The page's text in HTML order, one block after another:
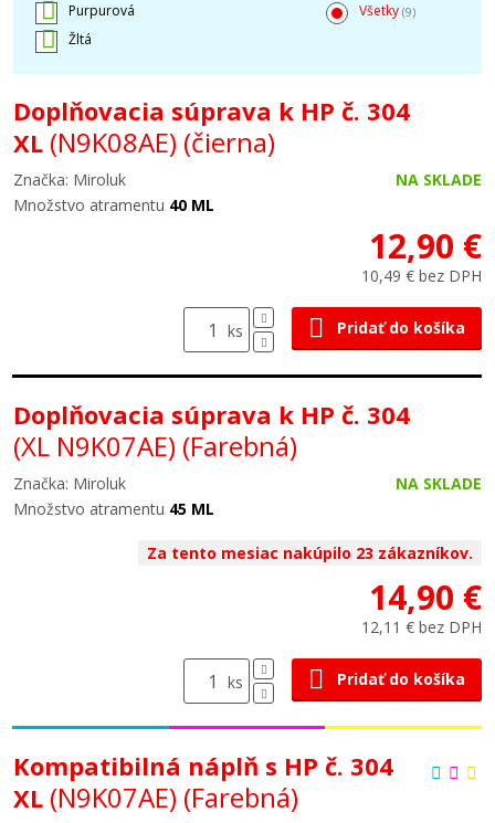
Purpurová
Žltá
Všetky (9)
Doplňovacia súprava k HP č. 304
XL (N9K08AE) (čierna)
Značka: Miroluk
NA SKLADE
Množstvo atramentu 40 ML
12,90 €
10,49 € bez DPH
ks Pridať do košíka
Doplňovacia súprava k HP č. 304
(XL N9K07AE) (Farebná)
Značka: Miroluk
NA SKLADE
Množstvo atramentu 45 ML
Za tento mesiac nakúpilo 23 zákazníkov.
14,90 €
12,11 € bez DPH
ks Pridať do košíka
Kompatibilná náplň s HP č. 304
XL (N9K07AE) (Farebná)